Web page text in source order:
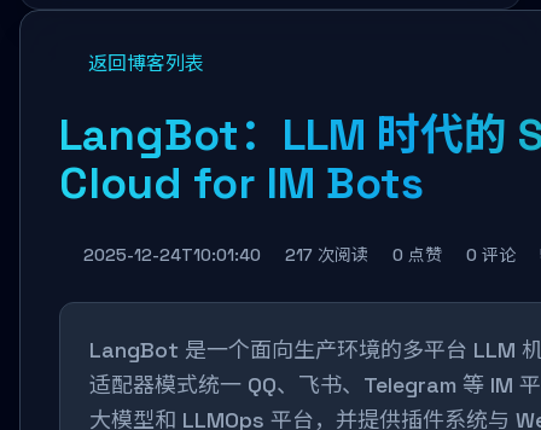
返回博客列表
LangBot：LLM 时代的
Cloud for IM Bots
2025-12-24T10:01:40 217 次阅读 0 点赞 0 评论
LangBot 是一个面向生产环境的多平台 LLM
适配器模式统一 QQ、飞书、Telegram 等 IM
大模型和 LLMOps 平台，并提供插件系统与